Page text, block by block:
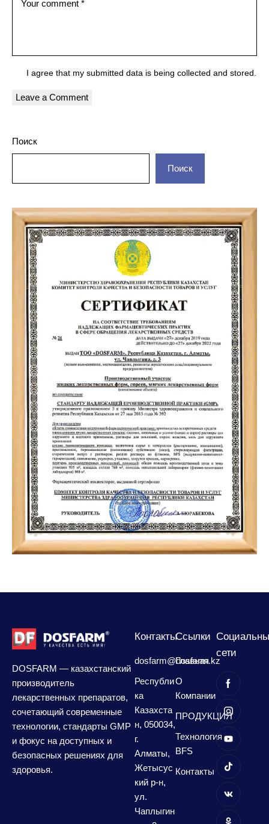
I agree that my submitted data is being collected and stored
Поиск
Поиск
DOSFARM — казахстанский
производитель
лекарственных препаратов,
сочетающий современные
технологии, стандарты GMP
и фокус на доступных и
безопасных решениях для
здоровья.
Контакты
dosfarm@dosfarm.kz
Республи
ка
Казахста
н, 050034,
г.
Алматы,
Жетысус
кий р-н,
ул.
Чаплыгин
Сcылки
Главная
О
Компании
ПРОДУКЦИЯ
Технология
BFS
Контакты
сети